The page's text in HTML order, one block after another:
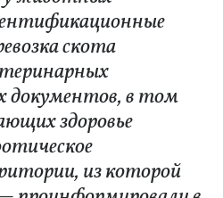
скота
документов, в том
здоровье
из которой